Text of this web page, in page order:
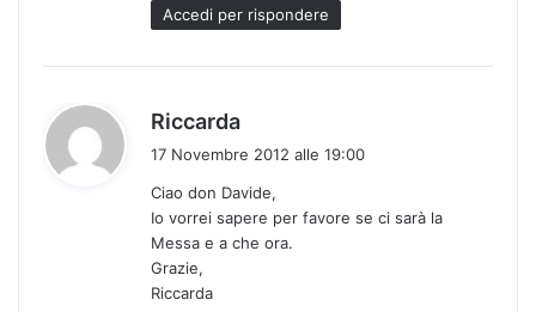
o
Accedi per rispondere
Riccarda
e
t
t
17 Novembre 2012 alle 19:00
Ciao don Davide,
Io vorrei sapere per favore se ci sarà la
Messa e a che ora.
Grazie,
Riccarda